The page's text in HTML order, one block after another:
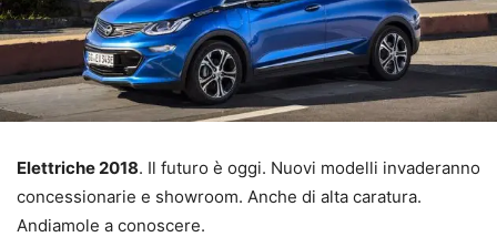
Elettriche 2018. Il futuro è oggi. Nuovi modelli invaderanno
concessionarie e showroom. Anche di alta caratura.
Andiamole a conoscere.